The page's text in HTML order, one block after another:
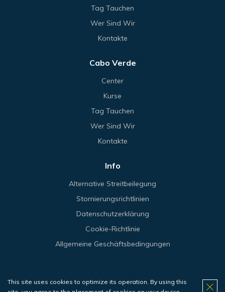
Tag Tauchen
Wer Sind Wir
Kontakte
Cabo Verde
Center
Kurse
Tag Tauchen
Wer Sind Wir
Kontakte
Info
Alternative Streitbeilegung
Stornierungsrichtlinien
Datenschutzerklärung
Cookie-Richtlinie
Allgemeine Geschäftsbedingungen
© 2026 Haliotis.
This site uses cookies to optimize its operation. By using this